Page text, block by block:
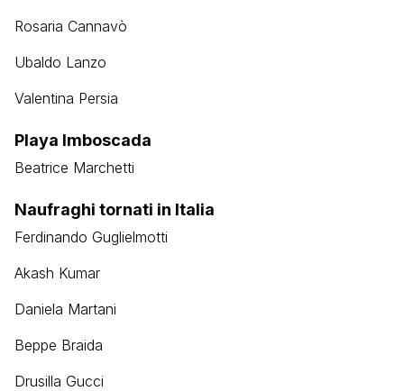
Rosaria Cannavò
Ubaldo Lanzo
Valentina Persia
Playa Imboscada
Beatrice Marchetti
Naufraghi tornati in Italia
Ferdinando Guglielmotti
Akash Kumar
Daniela Martani
Beppe Braida
Drusilla Gucci